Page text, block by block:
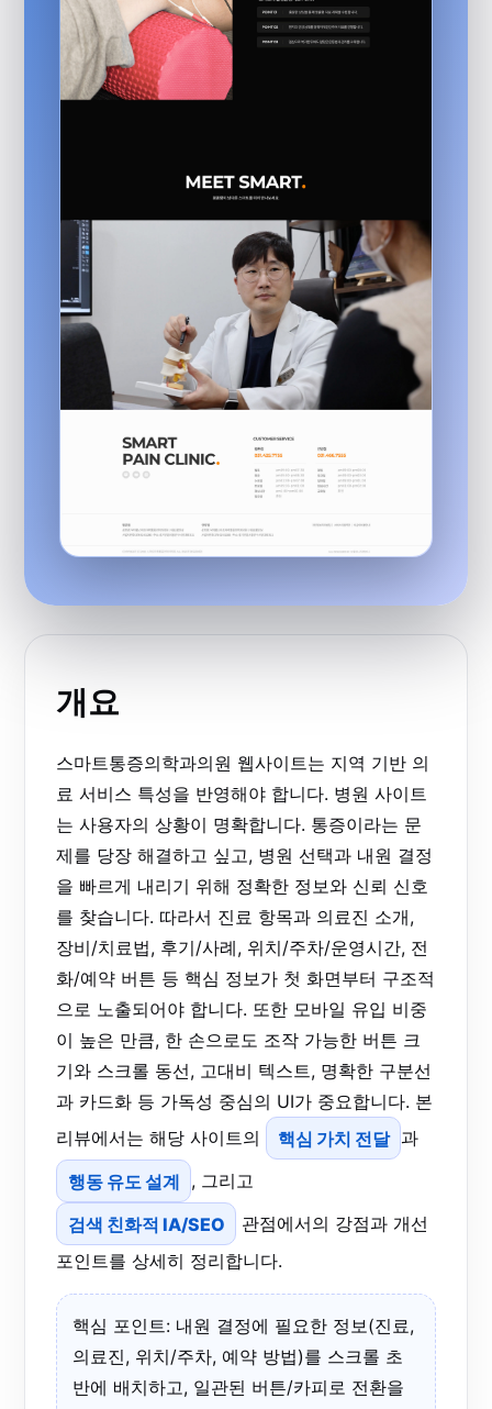
개요
스마트통증의학과의원 웹사이트는 지역 기반 의
료 서비스 특성을 반영해야 합니다. 병원 사이트
는 사용자의 상황이 명확합니다. 통증이라는 문
제를 당장 해결하고 싶고, 병원 선택과 내원 결정
을 빠르게 내리기 위해 정확한 정보와 신뢰 신호
를 찾습니다. 따라서 진료 항목과 의료진 소개,
장비/치료법, 후기/사례, 위치/주차/운영시간, 전
화/예약 버튼 등 핵심 정보가 첫 화면부터 구조적
으로 노출되어야 합니다. 또한 모바일 유입 비중
이 높은 만큼, 한 손으로도 조작 가능한 버튼 크
기와 스크롤 동선, 고대비 텍스트, 명확한 구분선
과 카드화 등 가독성 중심의 UI가 중요합니다. 본
리뷰에서는 해당 사이트의
핵심 가치 전달 과
행동 유도 설계 , 그리고
검색 친화적 IA/SEO
관점에서의 강점과 개선
포인트를 상세히 정리합니다.
핵심 포인트: 내원 결정에 필요한 정보(진료,
의료진, 위치/주차, 예약 방법)를 스크롤 초
반에 배치하고, 일관된 버튼/카피로 전환을